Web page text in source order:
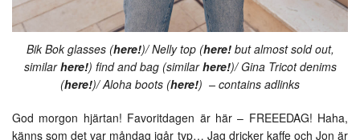
Bik Bok glasses (here!)/ Nelly top (here!but almost sold out,
similarhere!) find and bag (similarhere!)/ Gina Tricot denims
(here!)/ Aloha boots (here!) – contains adlinks
God morgon hjärtan! Favoritdagen är här – FREEEDAG! Haha,
känns som det var måndag igår typ… Jag dricker kaffe och Jon är